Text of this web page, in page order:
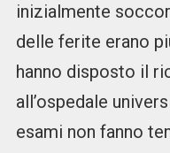
inizialmente
delle ferite erano
hanno disposto il
all’ospedale
esami non fanno